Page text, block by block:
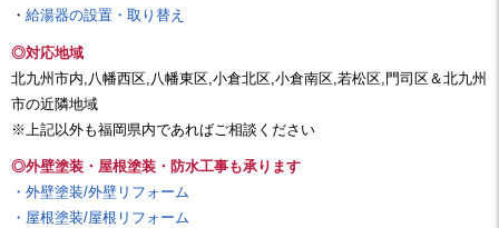
・ 給湯器の設置・取り替え
◎対応地域
北九州市内,八幡西区,八幡東区,小倉北区,小倉南区,若松区,門司区＆北九州
市の近隣地域
※上記以外も福岡県内であればご相談ください
◎外壁塗装・屋根塗装・防水工事も承ります
・外壁塗装/外壁リフォーム
・屋根塗装/屋根リフォーム